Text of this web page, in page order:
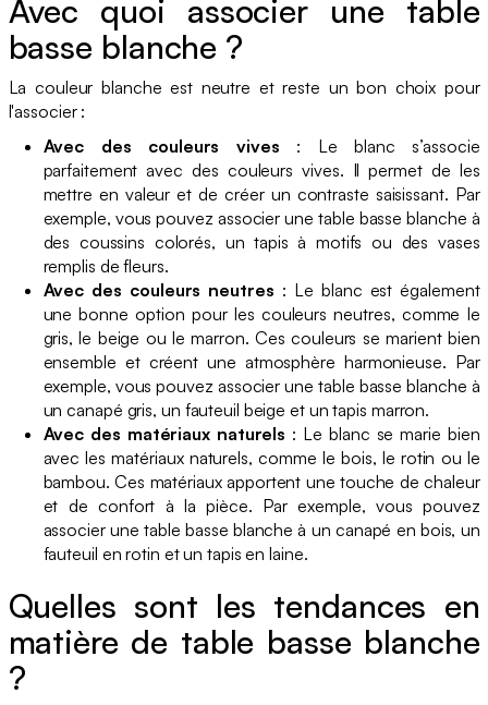
Avec quoi associer une table
basse blanche ?
La couleur blanche est neutre et reste un bon choix pour
l'associer :
Avec des couleurs vives : Le blanc s’associe
parfaitement avec des couleurs vives. Il permet de les
mettre en valeur et de créer un contraste saisissant. Par
exemple, vous pouvez associer une table basse blanche à
des coussins colorés, un tapis à motifs ou des vases
remplis de fleurs.
Avec des couleurs neutres : Le blanc est également
une bonne option pour les couleurs neutres, comme le
gris, le beige ou le marron. Ces couleurs se marient bien
ensemble et créent une atmosphère harmonieuse. Par
exemple, vous pouvez associer une table basse blanche à
un canapé gris, un fauteuil beige et un tapis marron.
Avec des matériaux naturels : Le blanc se marie bien
avec les matériaux naturels, comme le bois, le rotin ou le
bambou. Ces matériaux apportent une touche de chaleur
et de confort à la pièce. Par exemple, vous pouvez
associer une table basse blanche à un canapé en bois, un
fauteuil en rotin et un tapis en laine.
Quelles sont les tendances en
matière de table basse blanche
?